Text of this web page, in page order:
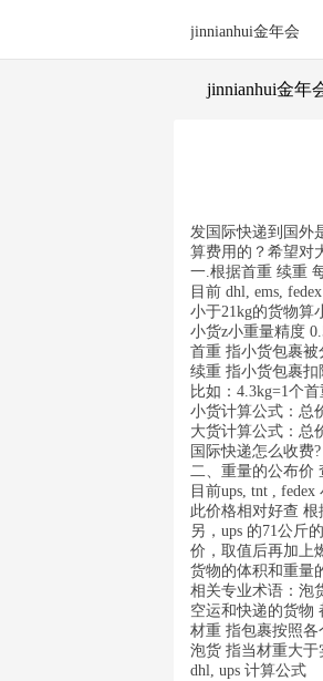
jinnianhui金年会
jinnianhui金年
发国际快递到国外
算费用的？希望对
一.根据首重 续重
目前 dhl, ems,
小于21kg的货物算
小货z小重量精度
首重 指小货包裹被
续重 指小货包裹扣
比如：4.3kg=1个
小货计算公式：总
大货计算公式：总
国际快递怎么收费?
二、重量的公布价
目前ups, tnt ,
此价格相对好查
另，ups 的71公斤
价，取值后再加上
货物的体积和重量
相关专业术语：泡
空运和快递的货物
材重 指包裹按照
泡货 指当材重大于
dhl, ups 计算公式